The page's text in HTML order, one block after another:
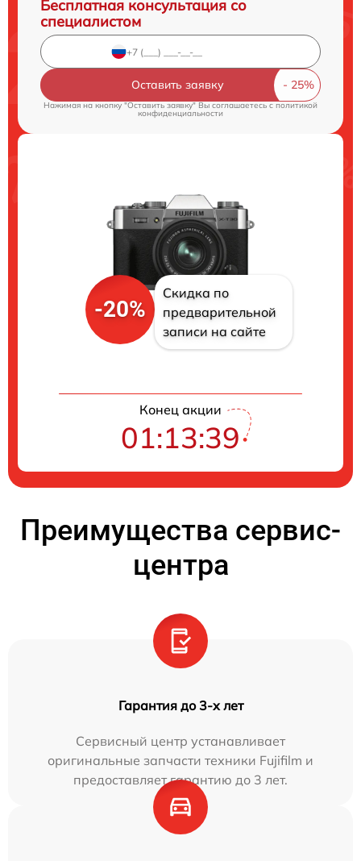
Бесплатная консультация со
специалистом
Оставить заявку
Нажимая на кнопку "Оставить заявку" Вы соглашаетесь c политикой
конфиденциальности
-20%
Скидка по
предварительной
записи на сайте
Конец акции
01:13:38
Преимущества сервис-
центра
Гарантия до 3-х лет
Сервисный центр устанавливает
оригинальные запчасти техники Fujifilm и
предоставляет гарантию до 3 лет.